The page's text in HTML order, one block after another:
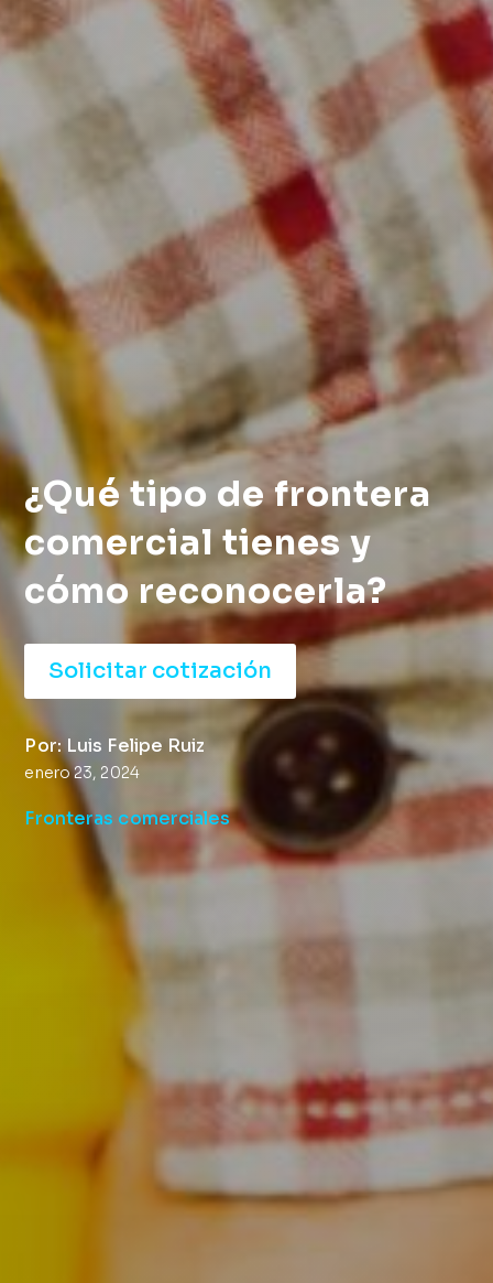
¿Qué tipo de frontera
comercial tienes y
cómo reconocerla?
Solicitar cotización
Por: Luis Felipe Ruiz
enero 23, 2024
Fronteras comerciales